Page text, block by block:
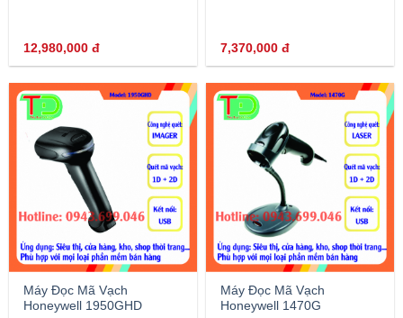
12,980,000đ 7,370,000đ
Máy Đọc Mã Vạch
Honeywell 1950GHD
Máy Đọc Mã Vạch
Honeywell 1470G